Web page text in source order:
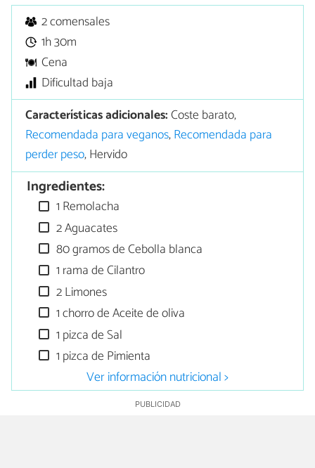
2 comensales
1h 30m
Cena
Dificultad baja
Características adicionales:Coste barato,
Recomendada para veganos,Recomendada para
perder peso, Hervido
Ingredientes:
1 Remolacha
2 Aguacates
80 gramos de Cebolla blanca
1 rama de Cilantro
2 Limones
1 chorro de Aceite de oliva
1 pizca de Sal
1 pizca de Pimienta
Ver información nutricional >